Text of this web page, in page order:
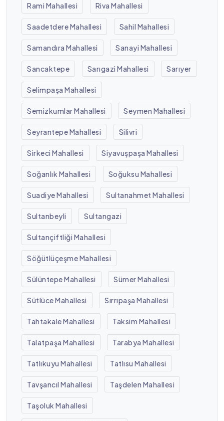
Rami Mahallesi Riva Mahallesi
Saadetdere Mahallesi Sahil Mahallesi
Samandıra Mahallesi Sanayi Mahallesi
Sancaktepe Sarıgazi Mahallesi Sarıyer
Selimpaşa Mahallesi
Semizkumlar Mahallesi Seymen Mahallesi
Seyrantepe Mahallesi Silivri
Sirkeci Mahallesi Siyavuşpaşa Mahallesi
Soğanlık Mahallesi Soğuksu Mahallesi
Suadiye Mahallesi Sultanahmet Mahallesi
Sultanbeyli Sultangazi
Sultançiftliği Mahallesi
Söğütlüçeşme Mahallesi
Sülüntepe Mahallesi Sümer Mahallesi
Sütlüce Mahallesi Sırrıpaşa Mahallesi
Tahtakale Mahallesi Taksim Mahallesi
Talatpaşa Mahallesi Tarabya Mahallesi
Tatlıkuyu Mahallesi Tatlısu Mahallesi
Tavşancıl Mahallesi Taşdelen Mahallesi
Taşoluk Mahallesi